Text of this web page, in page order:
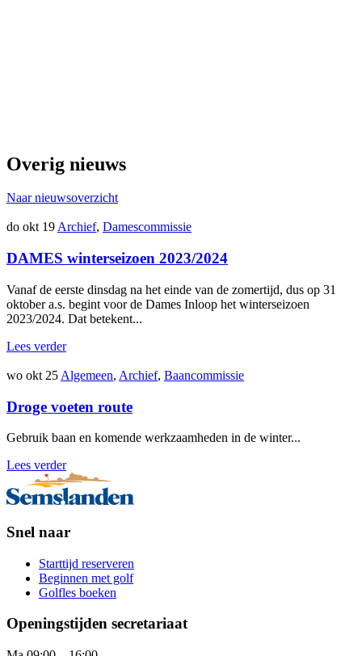
Overig nieuws
Naar nieuwsoverzicht
do okt 19Archief, Damescommissie
DAMES winterseizoen 2023/2024
Vanaf de eerste dinsdag na het einde van de zomertijd, dus op 31
oktober a.s. begint voor de Dames Inloop het winterseizoen
2023/2024. Dat betekent...
Lees verder
wo okt 25 Algemeen, Archief, Baancommissie
Droge voeten route
Gebruik baan en komende werkzaamheden in de winter...
Lees verder
Snel naar
Starttijd reserveren
Beginnen met golf
Golfles boeken
Openingstijden secretariaat